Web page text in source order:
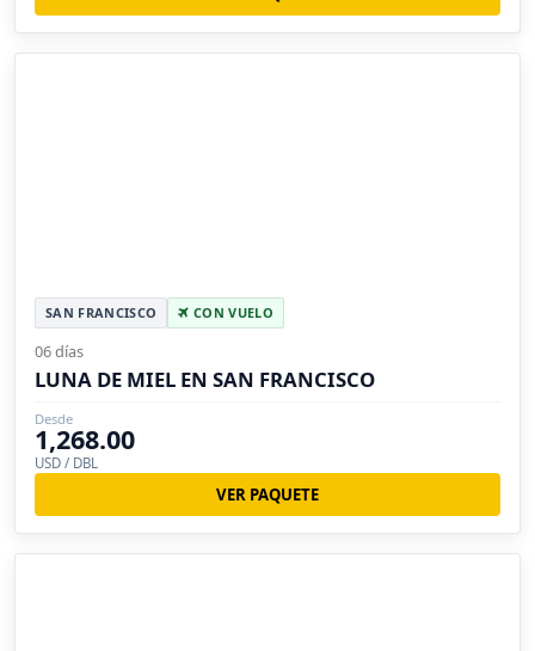
SAN FRANCISCO CON VUELO
06 días
LUNA DE MIEL EN SAN FRANCISCO
Desde
1,268.00
USD / DBL
VER PAQUETE